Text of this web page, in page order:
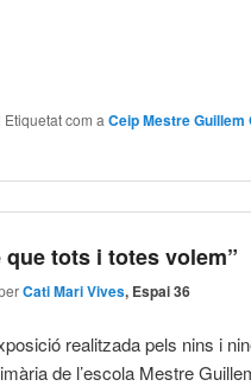
Etiquetat com a Ceip Mestre Guillem
tots i totes volem”
Cati Mari Vives, Espai 36
realitzada pels nins i
de l’escola Mestre